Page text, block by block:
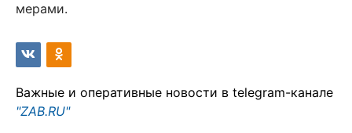
мерами.
Важные и оперативные новости в telegram-канале
"ZAB.RU"